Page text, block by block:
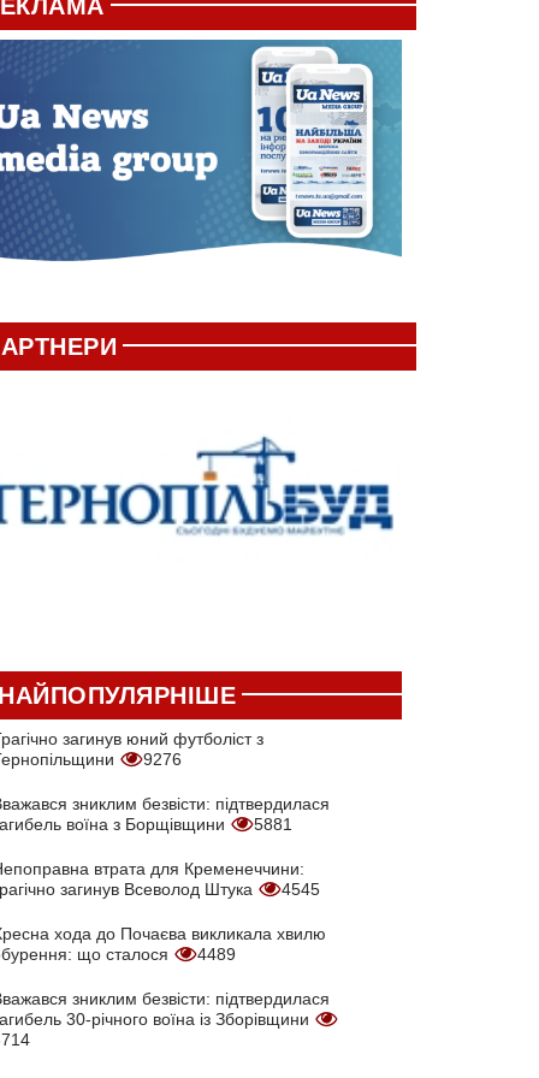
загинув юний футболіст з
9276
зниклим безвісти: підтвердилася
воїна з Борщівщини
5881
втрата для Кременеччини:
загинув Всеволод Штука
4545
хода до Почаєва викликала хвилю
що сталося
4489
зниклим безвісти: підтвердилася
30-річного воїна із Зборівщини